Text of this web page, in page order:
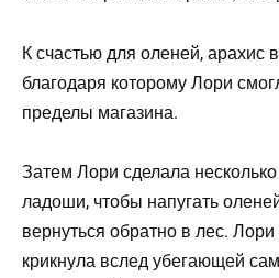
К счастью для оленей, арахис
благодаря которому Лори
пределы магазина.
Затем Лори сделала
ладоши, чтобы напугать
вернуться обратно в лес. Лори
крикнула вслед убегающей